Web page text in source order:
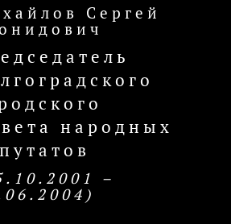
Сергей
народных
–